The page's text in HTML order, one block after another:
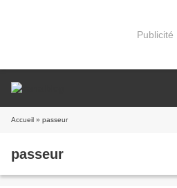
Publicité
Accueil » passeur
passeur